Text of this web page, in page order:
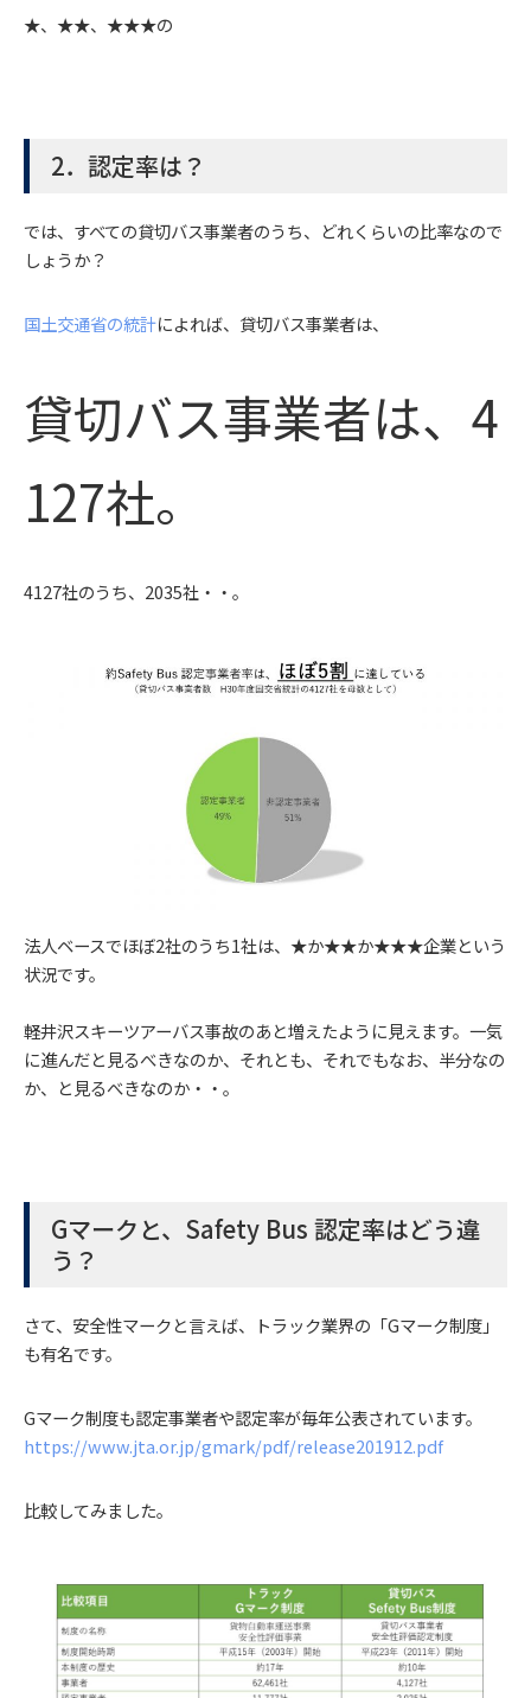
★、★★、★★★の
2．認定率は？
では、すべての貸切バス事業者のうち、どれくらいの比率なので
しょうか？
国土交通省の統計によれば、貸切バス事業者は、
貸切バス事業者は、4
127社。
4127社のうち、2035社・・。
法人ベースでほぼ2社のうち1社は、★か★★か★★★企業という
状況です。
軽井沢スキーツアーバス事故のあと増えたように見えます。一気
に進んだと見るべきなのか、それとも、それでもなお、半分なの
か、と見るべきなのか・・。
Gマークと、Safety Bus 認定率はどう違
う？
さて、安全性マークと言えば、トラック業界の「Gマーク制度」
も有名です。
Gマーク制度も認定事業者や認定率が毎年公表されています。
https://www.jta.or.jp/gmark/pdf/release201912.pdf
比較してみました。